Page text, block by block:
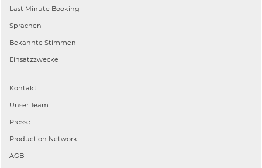
Last Minute Booking
Sprachen
Bekannte Stimmen
Einsatzzwecke
Kontakt
Unser Team
Presse
Production Network
AGB